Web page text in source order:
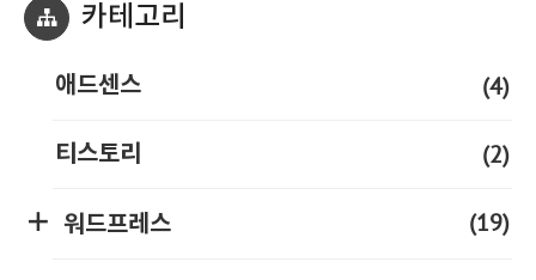
카테고리
애드센스 (4)
티스토리 (2)
워드프레스 (19)